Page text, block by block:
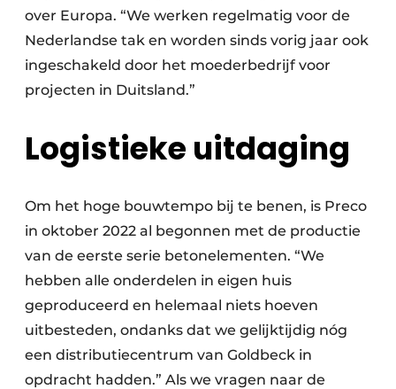
over Europa. “We werken regelmatig voor de
Nederlandse tak en worden sinds vorig jaar ook
ingeschakeld door het moederbedrijf voor
projecten in Duitsland.”
Logistieke uitdaging
Om het hoge bouwtempo bij te benen, is Preco
in oktober 2022 al begonnen met de productie
van de eerste serie betonelementen. “We
hebben alle onderdelen in eigen huis
geproduceerd en helemaal niets hoeven
uitbesteden, ondanks dat we gelijktijdig nóg
een distributiecentrum van Goldbeck in
opdracht hadden.” Als we vragen naar de